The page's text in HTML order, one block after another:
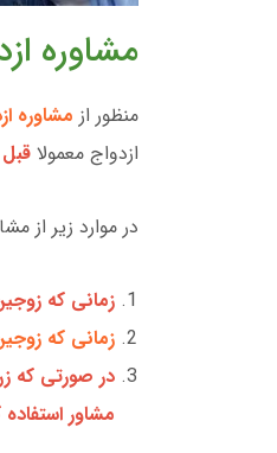
مشاوره
منظور از مشاوره
ازدواج معمولا قبل
در موارد زیر از
زمانی که
زمانی که
در صورتی که
مشاور استفاده